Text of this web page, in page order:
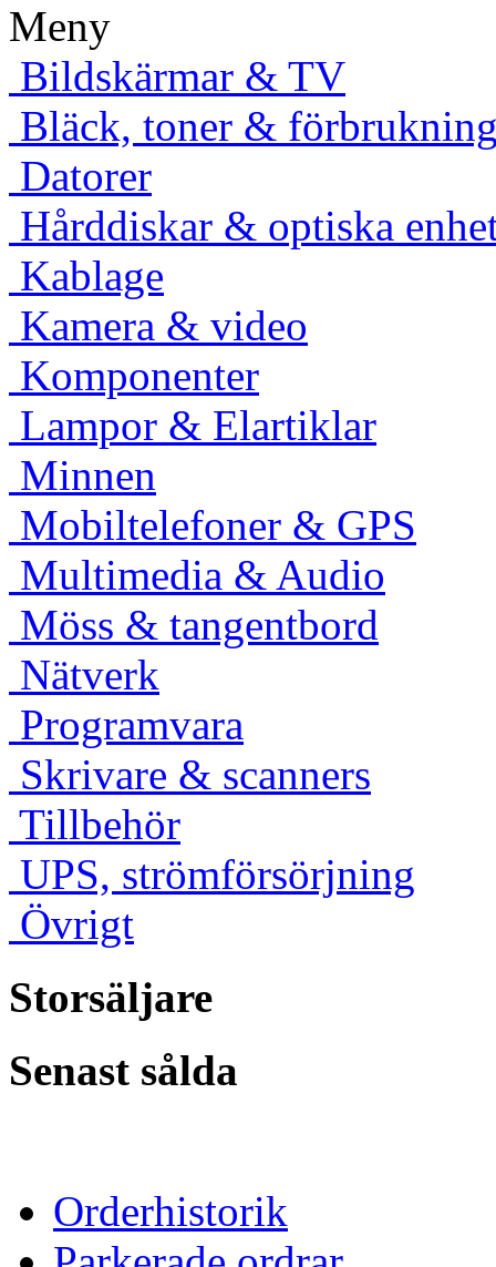
Meny
Bildskärmar & TV
Bläck, toner &
Datorer
Hårddiskar & optiska
Kablage
Kamera & video
Komponenter
Lampor & Elartiklar
Minnen
Mobiltelefoner & GPS
Multimedia & Audio
Möss & tangentbord
Nätverk
Programvara
Skrivare & scanners
Tillbehör
UPS, strömförsörjning
Övrigt
Storsäljare
Senast sålda
Orderhistorik